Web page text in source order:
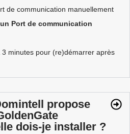
de communication manuellement
Port de communication
minutes pour (re)démarrer après
propose
dois-je installer ?